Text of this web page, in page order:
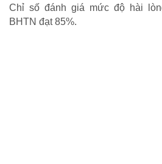
Chỉ số đánh giá mức độ hài
BHTN đạt 85%.